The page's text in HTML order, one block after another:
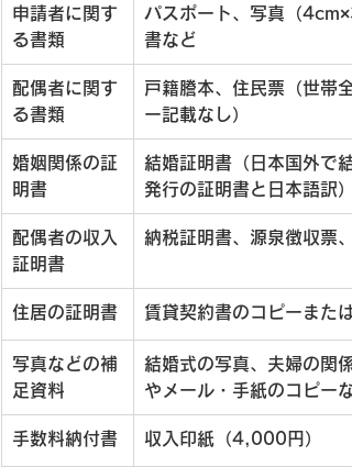
申請者に関す
る書類
パスポート、写真（
書など
配偶者に関す
る書類
戸籍謄本、住民票（世帯
ー記載なし）
婚姻関係の証
明書
結婚証明書（日本国外で
発行の証明書と日本語訳）
配偶者の収入
証明書
納税証明書、源泉徴収票
住居の証明書 賃貸契約書のコピーまた
写真などの補
足資料
結婚式の写真、夫婦の関
やメール・手紙のコピーな
手数料納付書 収入印紙（4,000円）